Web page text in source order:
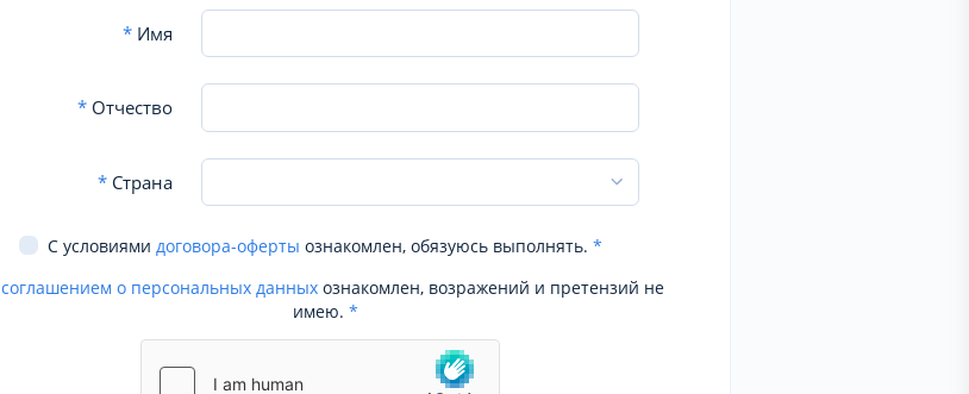
*Имя
*Отчество
*Страна
С условиями договора-оферты ознакомлен, обязуюсь выполнять. *
соглашением о персональных данных ознакомлен, возражений и претензий не
имею. *